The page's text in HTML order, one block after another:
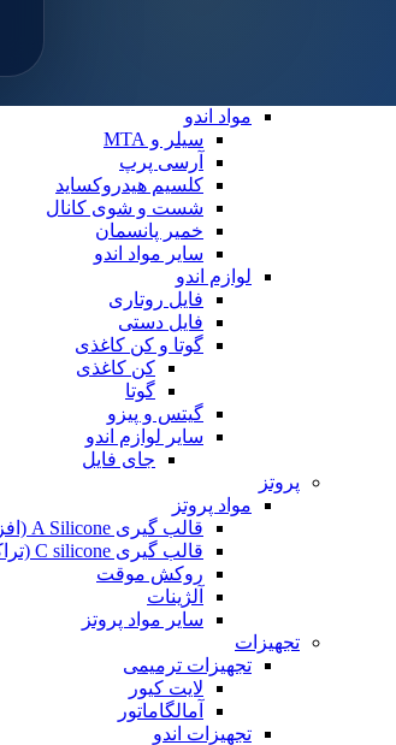
کاپ و مولت پرداخت
مواد اندو
سیلر و MTA
آرسی پرپ
کلسیم هیدروکساید
شست و شوی کانال
خمیر پانسمان
سایر مواد اندو
لوازم اندو
فایل روتاری
فایل دستی
گوتا و کن کاغذی
کن کاغذی
گوتا
گیتس و پیزو
سایر لوازم اندو
جای فایل
پروتز
مواد پروتز
قالب گیری A Silicone (افزایشی)
قالب گیری C silicone (تراکمی)
روکش موقت
آلژینات
سایر مواد پروتز
تجهیزات
تجهیزات ترمیمی
لایت کیور
آمالگاماتور
تجهیزات اندو